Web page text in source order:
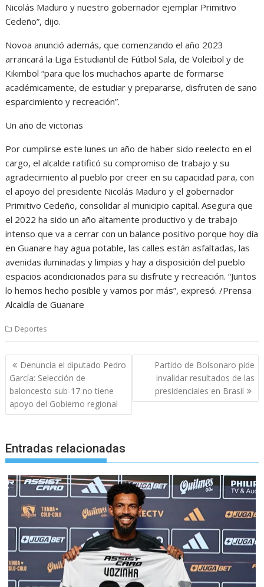
Nicolás Maduro y nuestro gobernador ejemplar Primitivo
Cedeño”, dijo.
Novoa anunció además, que comenzando el año 2023
arrancará la Liga Estudiantil de Fútbol Sala, de Voleibol y de
Kikimbol “para que los muchachos aparte de formarse
académicamente, de estudiar y prepararse, disfruten de sano
esparcimiento y recreación”.
Un año de victorias
Por cumplirse este lunes un año de haber sido reelecto en el
cargo, el alcalde ratificó su compromiso de trabajo y su
agradecimiento al pueblo por creer en su capacidad para, con
el apoyo del presidente Nicolás Maduro y el gobernador
Primitivo Cedeño, consolidar al municipio capital. Asegura que
el 2022 ha sido un año altamente productivo y de trabajo
intenso que va a cerrar con un balance positivo porque hoy día
en Guanare hay agua potable, las calles están asfaltadas, las
avenidas iluminadas y limpias y hay a disposición del pueblo
espacios acondicionados para su disfrute y recreación. “Juntos
lo hemos hecho posible y vamos por más”, expresó. /Prensa
Alcaldía de Guanare
Deportes
Navegación
de
entradas
Denuncia el diputado Pedro
García: Selección de
baloncesto sub-17 no tiene
apoyo del Gobierno regional
Partido de Bolsonaro pide
invalidar resultados de las
presidenciales en Brasil
Entradas relacionadas